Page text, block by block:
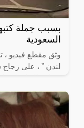
بسبب جملة
السعودية
وثق مقطع فيديو ،
لندن ” ، على زجاج